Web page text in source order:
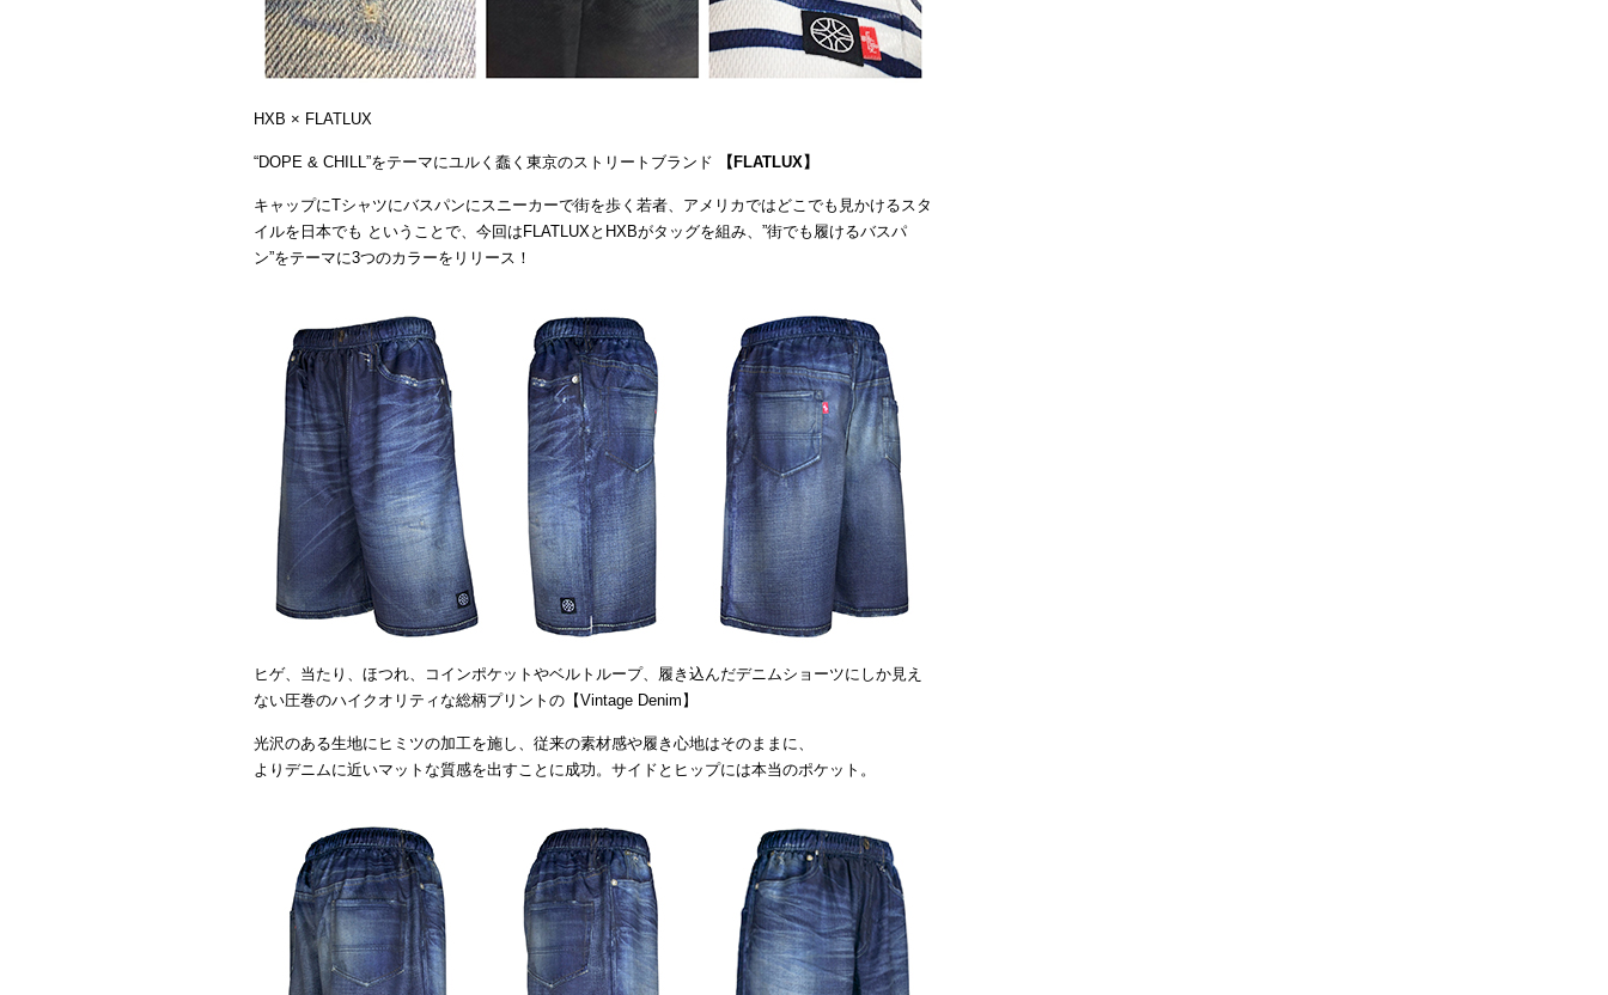
HXB × FLATLUX
“DOPE & CHILL”をテーマにユルく蠢く東京のストリートブランド 【FLATLUX】
キャップにTシャツにバスパンにスニーカーで街を歩く若者、アメリカではどこでも見かけるスタ
イルを日本でも ということで、今回はFLATLUXとHXBがタッグを組み、”街でも履けるバスパ
ン”をテーマに3つのカラーをリリース！
ヒゲ、当たり、ほつれ、コインポケットやベルトループ、履き込んだデニムショーツにしか見え
ない圧巻のハイクオリティな総柄プリントの【Vintage Denim】
光沢のある生地にヒミツの加工を施し、従来の素材感や履き心地はそのままに、
よりデニムに近いマットな質感を出すことに成功。サイドとヒップには本当のポケット。